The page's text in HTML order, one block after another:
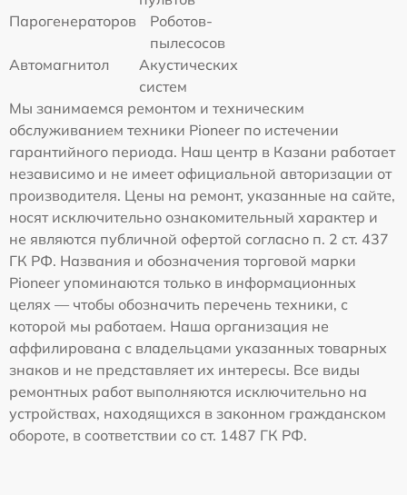
Парогенераторов
Роботов-
пылесосов
Автомагнитол
Акустических
систем
Мы занимаемся ремонтом и техническим
обслуживанием техники Pioneer по истечении
гарантийного периода. Наш центр в Казани работает
независимо и не имеет официальной авторизации от
производителя. Цены на ремонт, указанные на сайте,
носят исключительно ознакомительный характер и
не являются публичной офертой согласно п. 2 ст. 437
ГК РФ. Названия и обозначения торговой марки
Pioneer упоминаются только в информационных
целях — чтобы обозначить перечень техники, с
которой мы работаем. Наша организация не
аффилирована с владельцами указанных товарных
знаков и не представляет их интересы. Все виды
ремонтных работ выполняются исключительно на
устройствах, находящихся в законном гражданском
обороте, в соответствии со ст. 1487 ГК РФ.